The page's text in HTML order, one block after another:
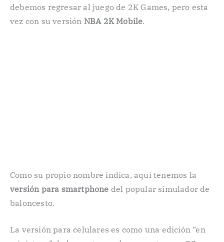
debemos regresar al juego de 2K Games, pero esta
vez con su versión NBA 2K Mobile.
Como su propio nombre indica, aquí tenemos la
versión para smartphone del popular simulador de
baloncesto.
La versión para celulares es como una edición “en